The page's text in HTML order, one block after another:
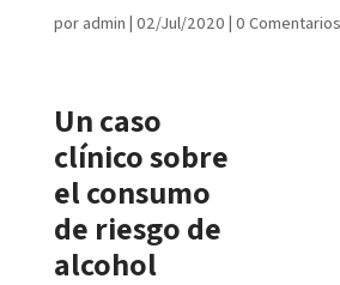
por admin | 02/Jul/2020 | 0 Comentarios
Un caso
clínico sobre
el consumo
de riesgo de
alcohol